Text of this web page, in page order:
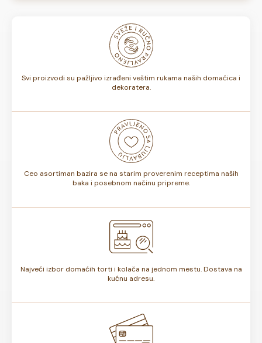
odnosno, da li sadrže voće ili ne, rok trajanja torte može
biti od 7 do 10 dana. Rok trajanja je istaknut na deklaraciji
Svi proizvodi su pažljivo izrađeni veštim rukama naših domaćica i
dekoratera.
Ceo asortiman bazira se na starim proverenim receptima naših
baka i posebnom načinu pripreme.
Najveći izbor domaćih torti i kolača na jednom mestu. Dostava na
kućnu adresu.